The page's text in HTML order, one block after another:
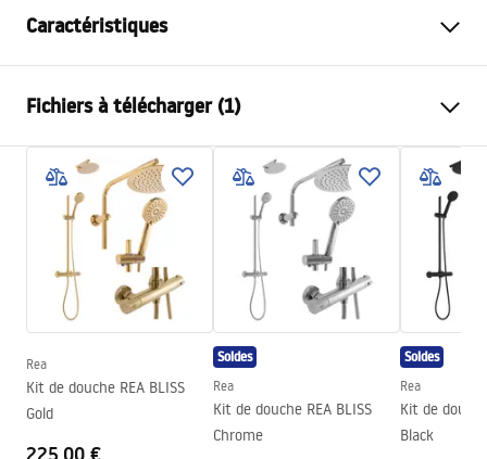
Caractéristiques
Couleur du robinet
Type de cabine de douche
d'angle
Couleur du verre
Transparent 8mm
Mode d'ouverture
coulissant(e)
Nixon
Montage
Sur le receveur ou plancher
Hauteur (mm)
1900
Direction de la cabine
Gauche ou droite
Garantie
Oui, d'un côté du vitre
Fichiers à télécharger (1)
shower manual
shower manual.pdf
Rea
Kit de douche REA BLISS
Gold
Soldes
Rea
Kit de douche REA BLISS
Chrome
Soldes
Rea
Kit de
Black